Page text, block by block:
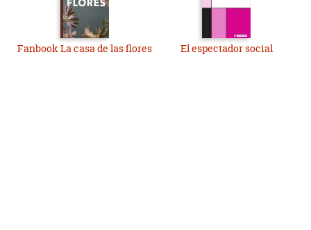
Fanbook La casa de las flores El espectador social